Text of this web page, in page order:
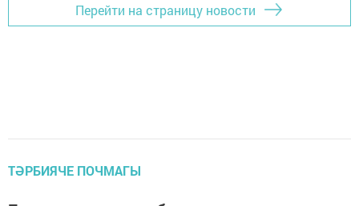
Перейти на страницу новости
ТӘРБИЯЧЕ ПОЧМАГЫ